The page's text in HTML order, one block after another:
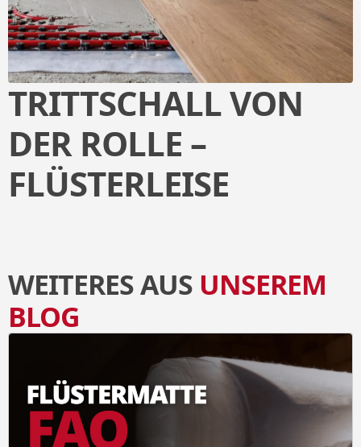
TRITTSCHALL VON
DER ROLLE –
FLÜSTERLEISE
WEITERES AUS UNSEREM
BLOG